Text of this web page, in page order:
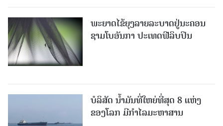
ພະຍາດໄຂ້ຍຸງລາຍລະບາດຢູ່ນະຄອນ
ຊາມໂບ​ອັນກາ ປະເທດຟີລິບປິນ
ບໍລິສັດ ນ້ຳມັນທີ່ໃຫຍ່ທີ່ສຸດ 8 ແຫ່ງ
ຂອງໂລກ ມີກຳໄລມະຫາສານ